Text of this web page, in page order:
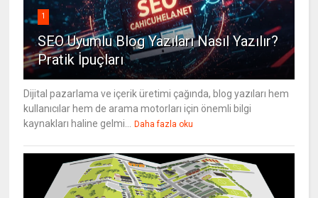
1
SEO Uyumlu Blog Yazıları Nasıl Yazılır?
Pratik İpuçları
Dijital pazarlama ve içerik üretimi çağında, blog yazıları hem
kullanıcılar hem de arama motorları için önemli bilgi
kaynakları haline gelmi...
Daha fazla oku